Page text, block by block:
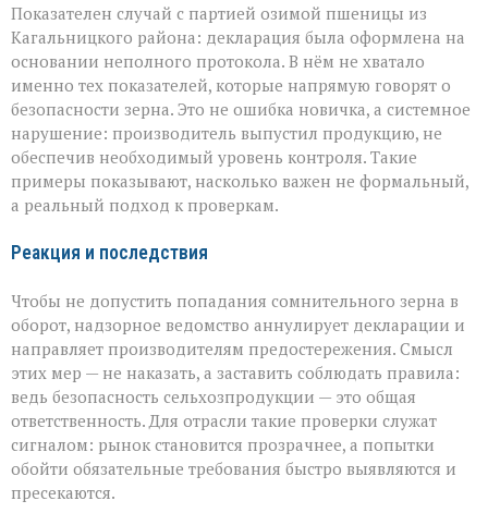
Показателен случай с партией озимой пшеницы из
Кагальницкого района: декларация была оформлена на
основании неполного протокола. В нём не хватало
именно тех показателей, которые напрямую говорят о
безопасности зерна. Это не ошибка новичка, а системное
нарушение: производитель выпустил продукцию, не
обеспечив необходимый уровень контроля. Такие
примеры показывают, насколько важен не формальный,
а реальный подход к проверкам.
Реакция и последствия
Чтобы не допустить попадания сомнительного зерна в
оборот, надзорное ведомство аннулирует декларации и
направляет производителям предостережения. Смысл
этих мер — не наказать, а заставить соблюдать правила:
ведь безопасность сельхозпродукции — это общая
ответственность. Для отрасли такие проверки служат
сигналом: рынок становится прозрачнее, а попытки
обойти обязательные требования быстро выявляются и
пресекаются.